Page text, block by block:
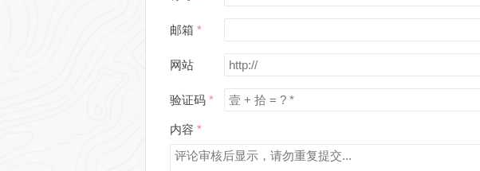
邮箱
网站
验证码
内容